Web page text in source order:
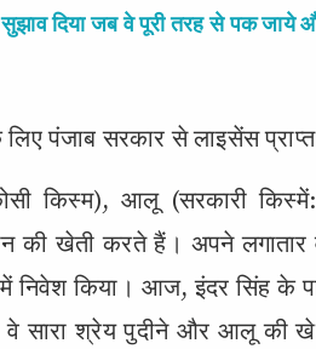
दिया जब वे पूरी तरह से पक
पंजाब सरकार से लाइसेंस
किस्म), आलू (सरकारी
की खेती करते हैं। अपने लगातार
में निवेश किया। आज, इंदर सिंह के
श्रेय पुदीने और आलू की